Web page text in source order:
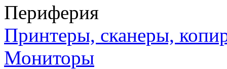
Периферия
Принтеры, сканеры,
Мониторы